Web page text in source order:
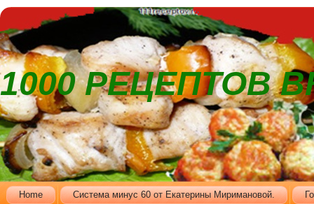
1000 РЕЦЕПТОВ
Home Cистема минус 60 от Екатерины Миримановой.